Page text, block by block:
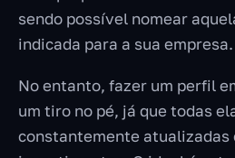
sendo possível nomear
indicada para a sua empresa.
No entanto, fazer um perfil
um tiro no pé, já que todas
constantemente atualizadas